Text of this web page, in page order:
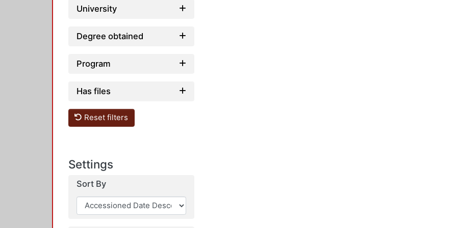
University
Degree obtained
Program
Has files
Reset filters
Settings
Sort By